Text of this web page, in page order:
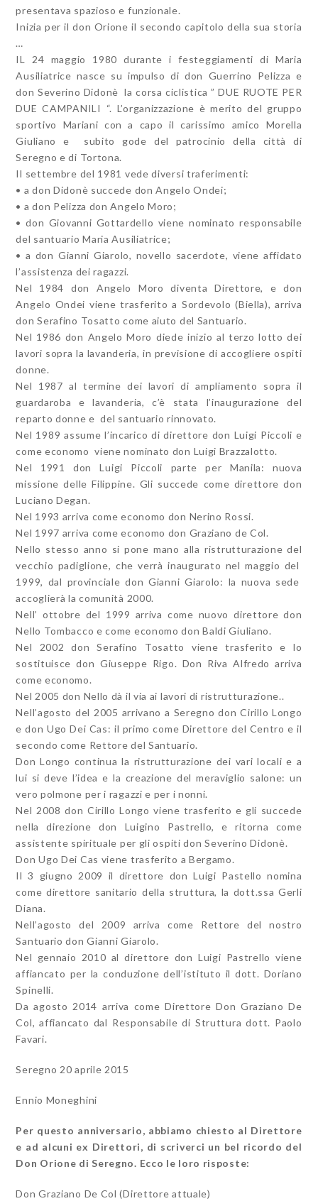
presentava spazioso e funzionale.
Inizia per il don Orione il secondo capitolo della sua storia
…
IL 24 maggio 1980 durante i festeggiamenti di Maria
Ausiliatrice nasce su impulso di don Guerrino Pelizza e
don Severino Didonè la corsa ciclistica ” DUE RUOTE PER
DUE CAMPANILI “. L’organizzazione è merito del gruppo
sportivo Mariani con a capo il carissimo amico Morella
Giuliano e subito gode del patrocinio della città di
Seregno e di Tortona.
Il settembre del 1981 vede diversi traferimenti:
• a don Didonè succede don Angelo Ondei;
• a don Pelizza don Angelo Moro;
• don Giovanni Gottardello viene nominato responsabile
del santuario Maria Ausiliatrice;
• a don Gianni Giarolo, novello sacerdote, viene affidato
l’assistenza dei ragazzi.
Nel 1984 don Angelo Moro diventa Direttore, e don
Angelo Ondei viene trasferito a Sordevolo (Biella), arriva
don Serafino Tosatto come aiuto del Santuario.
Nel 1986 don Angelo Moro diede inizio al terzo lotto dei
lavori sopra la lavanderia, in previsione di accogliere ospiti
donne.
Nel 1987 al termine dei lavori di ampliamento sopra il
guardaroba e lavanderia, c’è stata l’inaugurazione del
reparto donne e del santuario rinnovato.
Nel 1989 assume l’incarico di direttore don Luigi Piccoli e
come economo viene nominato don Luigi Brazzalotto.
Nel 1991 don Luigi Piccoli parte per Manila: nuova
missione delle Filippine. Gli succede come direttore don
Luciano Degan.
Nel 1993 arriva come economo don Nerino Rossi.
Nel 1997 arriva come economo don Graziano de Col.
Nello stesso anno si pone mano alla ristrutturazione del
vecchio padiglione, che verrà inaugurato nel maggio del
1999, dal provinciale don Gianni Giarolo: la nuova sede
accoglierà la comunità 2000.
Nell’ ottobre del 1999 arriva come nuovo direttore don
Nello Tombacco e come economo don Baldi Giuliano.
Nel 2002 don Serafino Tosatto viene trasferito e lo
sostituisce don Giuseppe Rigo. Don Riva Alfredo arriva
come economo.
Nel 2005 don Nello dà il via ai lavori di ristrutturazione..
Nell’agosto del 2005 arrivano a Seregno don Cirillo Longo
e don Ugo Dei Cas: il primo come Direttore del Centro e il
secondo come Rettore del Santuario.
Don Longo continua la ristrutturazione dei vari locali e a
lui si deve l’idea e la creazione del meraviglio salone: un
vero polmone per i ragazzi e per i nonni.
Nel 2008 don Cirillo Longo viene trasferito e gli succede
nella direzione don Luigino Pastrello, e ritorna come
assistente spirituale per gli ospiti don Severino Didonè.
Don Ugo Dei Cas viene trasferito a Bergamo.
Il 3 giugno 2009 il direttore don Luigi Pastello nomina
come direttore sanitario della struttura, la dott.ssa Gerli
Diana.
Nell’agosto del 2009 arriva come Rettore del nostro
Santuario don Gianni Giarolo.
Nel gennaio 2010 al direttore don Luigi Pastrello viene
affiancato per la conduzione dell’istituto il dott. Doriano
Spinelli.
Da agosto 2014 arriva come Direttore Don Graziano De
Col, affiancato dal Responsabile di Struttura dott. Paolo
Favari.
Seregno 20 aprile 2015
Ennio Moneghini
Per questo anniversario, abbiamo chiesto al Direttore
e ad alcuni ex Direttori, di scriverci un bel ricordo del
Don Orione di Seregno. Ecco le loro risposte:
Don Graziano De Col (Direttore attuale)